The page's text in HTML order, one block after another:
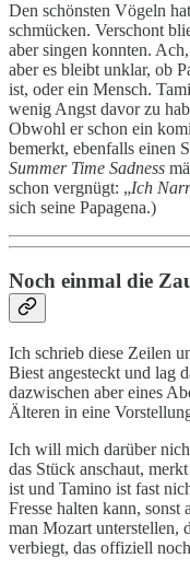
Den schönsten Vögeln
schmücken. Verschont
aber singen konnten.
aber es bleibt unklar, ob
ist, oder ein Mensch.
wenig Angst davor zu
Obwohl er schon ein
bemerkt, ebenfalls einen
Summer Time Sadness
schon vergnügt: „Ich
sich seine Papagena.)
Noch einmal die
Ich schrieb diese Zeilen
Biest angesteckt und lag
dazwischen aber eines
Älteren in eine
Ich will mich darüber
das Stück anschaut,
ist und Tamino ist fast
Fresse halten kann,
man Mozart unterstellen,
verbiegt, das offiziell